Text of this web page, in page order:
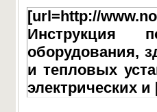
[url=http://
Инструкция
оборудования,
и тепловых
электрических и